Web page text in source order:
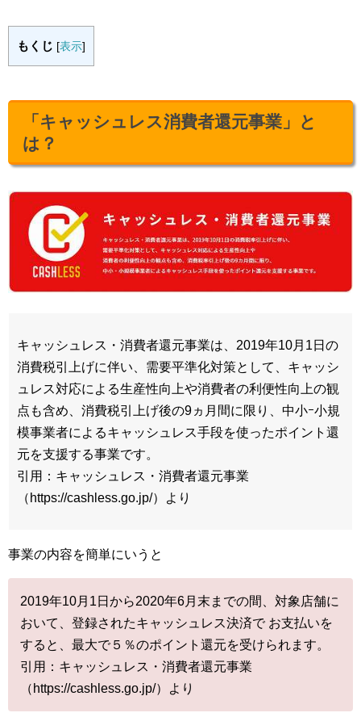
もくじ [表示]
「キャッシュレス消費者還元事業」と
は？
キャッシュレス・消費者還元事業は、2019年10月1日の
消費税引上げに伴い、需要平準化対策として、キャッシ
ュレス対応による生産性向上や消費者の利便性向上の観
点も含め、消費税引上げ後の9ヵ月間に限り、中小ｰ小規
模事業者によるキャッシュレス手段を使ったポイント還
元を支援する事業です。
引用：キャッシュレス・消費者還元事業
（https://cashless.go.jp/）より
事業の内容を簡単にいうと
2019年10月1日から2020年6月末までの間、対象店舗に
おいて、登録されたキャッシュレス決済で お支払いを
すると、最大で５％のポイント還元を受けられます。
引用：キャッシュレス・消費者還元事業
（https://cashless.go.jp/）より